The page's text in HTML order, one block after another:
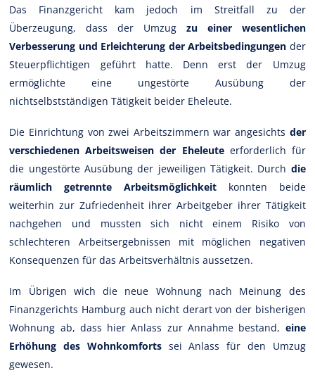
Das Finanzgericht kam jedoch im Streitfall zu der
Überzeugung, dass der Umzug zu einer wesentlichen
Verbesserung und Erleichterung der Arbeitsbedingungen der
Steuerpflichtigen geführt hatte. Denn erst der Umzug
ermöglichte eine ungestörte Ausübung der
nichtselbstständigen Tätigkeit beider Eheleute.
Die Einrichtung von zwei Arbeitszimmern war angesichts der
verschiedenen Arbeitsweisen der Eheleuteerforderlich für
die ungestörte Ausübung der jeweiligen Tätigkeit. Durch die
räumlich getrennte Arbeitsmöglichkeit konnten beide
weiterhin zur Zufriedenheit ihrer Arbeitgeber ihrer Tätigkeit
nachgehen und mussten sich nicht einem Risiko von
schlechteren Arbeitsergebnissen mit möglichen negativen
Konsequenzen für das Arbeitsverhältnis aussetzen.
Im Übrigen wich die neue Wohnung nach Meinung des
Finanzgerichts Hamburg auch nicht derart von der bisherigen
Wohnung ab, dass hier Anlass zur Annahme bestand, eine
Erhöhung des Wohnkomfortssei Anlass für den Umzug
gewesen.